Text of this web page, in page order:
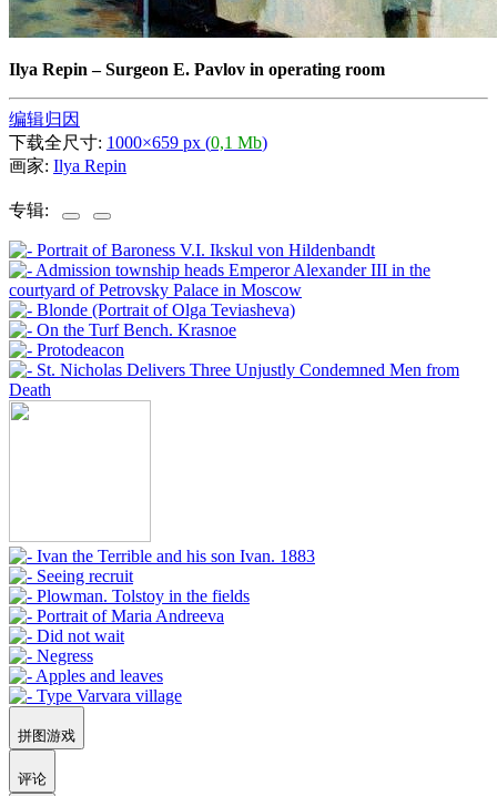
Ilya Repin –Surgeon E. Pavlov in operating room
编辑归因
下载全尺寸: 1000×659 px (0,1 Mb)
画家: Ilya Repin
专辑:
拼图游戏
评论